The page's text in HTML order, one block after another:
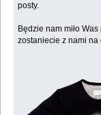
posty.
Będzie nam miło
zostaniecie z nami na